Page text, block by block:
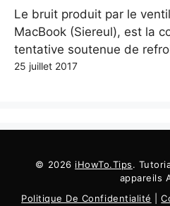
Le bruit produit par le
MacBook (Siereul), est la
tentative soutenue de
25 juillet 2017
© 2026 iHowTo.Tips.
appareils
Politique De Confidentialité
|